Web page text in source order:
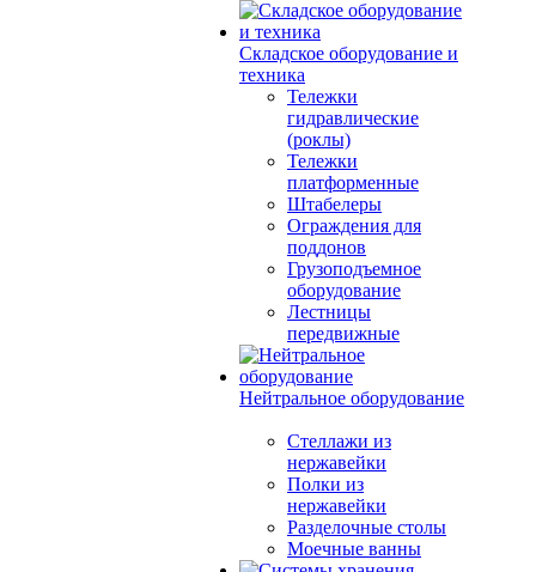
Складское оборудование и
техника
Тележки
гидравлические
(роклы)
Тележки
платформенные
Штабелеры
Ограждения для
поддонов
Грузоподъемное
оборудование
Лестницы
передвижные
Нейтральное оборудование
Стеллажи из
нержавейки
Полки из
нержавейки
Разделочные столы
Моечные ванны